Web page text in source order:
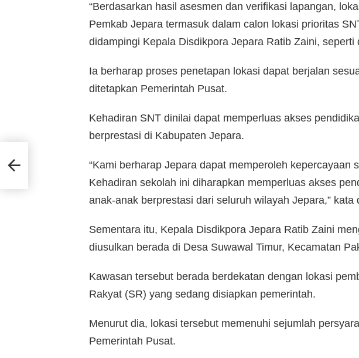
“Berdasarkan hasil asesmen dan verifikasi lapangan,
Pemkab Jepara termasuk dalam calon lokasi prioritas
didampingi Kepala Disdikpora Jepara Ratib Zaini, seperti
Ia berharap proses penetapan lokasi dapat berjalan
ditetapkan Pemerintah Pusat.
Kehadiran SNT dinilai dapat memperluas akses
berprestasi di Kabupaten Jepara.
“Kami berharap Jepara dapat memperoleh kepercayaan
Kehadiran sekolah ini diharapkan memperluas akses
anak-anak berprestasi dari seluruh wilayah Jepara,” kata
Sementara itu, Kepala Disdikpora Jepara Ratib Zaini
diusulkan berada di Desa Suwawal Timur, Kecamatan
Kawasan tersebut berada berdekatan dengan lokasi
Rakyat (SR) yang sedang disiapkan pemerintah.
Menurut dia, lokasi tersebut memenuhi sejumlah
Pemerintah Pusat.